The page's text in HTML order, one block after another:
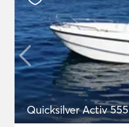
Quicksilver Activ 555